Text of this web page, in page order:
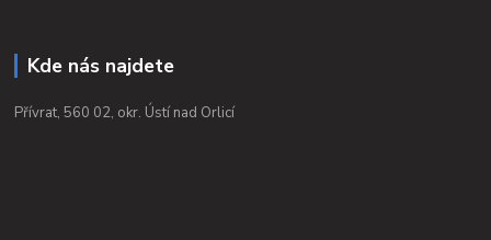
Kde nás najdete
Přívrat, 560 02, okr. Ústí nad Orlicí